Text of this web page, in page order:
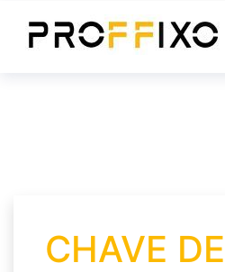
CHAVE